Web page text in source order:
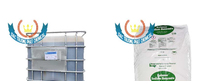
Chất tạo bọt Las P Tico Tank
IBC Bồn Việt Nam
Sodium Benzoate – Mốc Bột
Kalama Food Grade Mỹ Usa